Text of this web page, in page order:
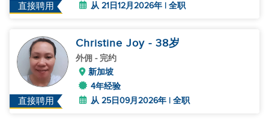
直接聘用
从 21日12月2026年 | 全职
直接聘用
Christine Joy - 38岁
外佣 - 完约
新加坡
4年经验
从 25日09月2026年 | 全职